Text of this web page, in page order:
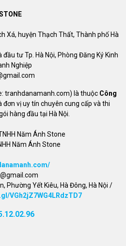
Xá, huyện Thạch Thất, Thành phố Hà
đầu tư Tp. Hà Nội, Phòng Đăng Ký Kinh
Nghiệp
tranhdanamanh.com) là thuộc Công
đơn vị uy tín chuyên cung cấp và thi
hàng đầu tại Hà Nội.
Năm Ánh Stone
Năm Ánh Stone
Phường Yết Kiêu, Hà Đông, Hà Nội /
VGh2jZ7WG4LRdzTD7